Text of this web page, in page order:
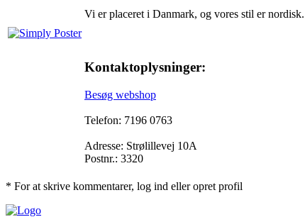
Vi er placeret i Danmark, og vores stil er nordisk.
Kontaktoplysninger:
Besøg webshop
Telefon: 7196 0763
Adresse: Strølillevej 10A
Postnr.: 3320
* For at skrive kommentarer, log ind eller opret profil